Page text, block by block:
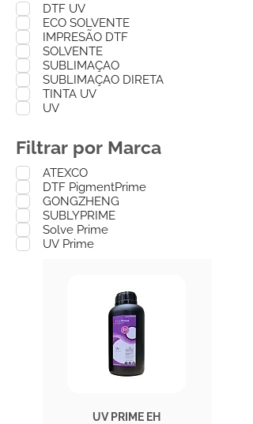
DTF UV
ECO SOLVENTE
IMPRESÃO DTF
SOLVENTE
SUBLIMAÇAO
SUBLIMAÇAO DIRETA
TINTA UV
UV
Filtrar por Marca
ATEXCO
DTF PigmentPrime
GONGZHENG
SUBLYPRIME
Solve Prime
UV Prime
UV PRIME EH